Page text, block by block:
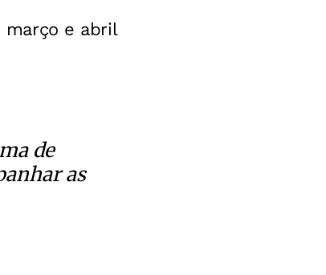
março e abril
de
as